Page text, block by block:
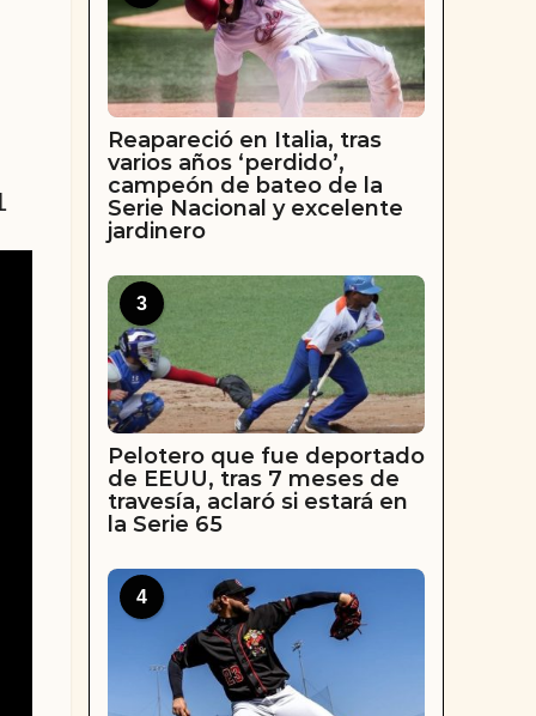
Reapareció en Italia, tras
varios años ‘perdido’,
campeón de bateo de la
Serie Nacional y excelente
jardinero
3
Pelotero que fue deportado
de EEUU, tras 7 meses de
travesía, aclaró si estará en
la Serie 65
4